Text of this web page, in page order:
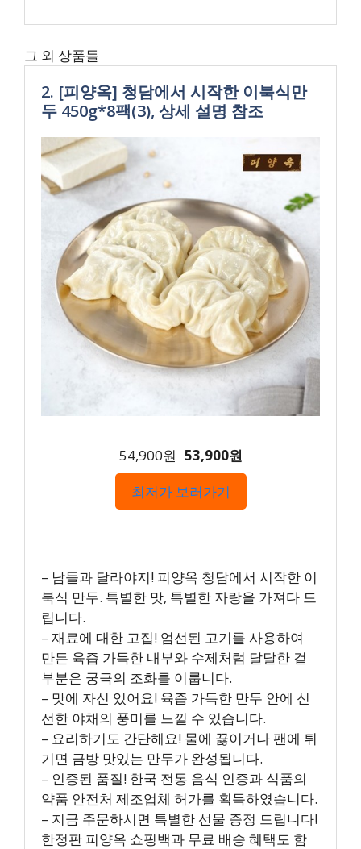
그 외 상품들
2. [피양옥] 청담에서 시작한 이북식만
두 450g*8팩(3), 상세 설명 참조
54,900원 53,900원
최저가 보러가기
– 남들과 달라야지! 피양옥 청담에서 시작한 이
북식 만두. 특별한 맛, 특별한 자랑을 가져다 드
립니다.
– 재료에 대한 고집! 엄선된 고기를 사용하여
만든 육즙 가득한 내부와 수제처럼 달달한 겉
부분은 궁극의 조화를 이룹니다.
– 맛에 자신 있어요! 육즙 가득한 만두 안에 신
선한 야채의 풍미를 느낄 수 있습니다.
– 요리하기도 간단해요! 물에 끓이거나 팬에 튀
기면 금방 맛있는 만두가 완성됩니다.
– 인증된 품질! 한국 전통 음식 인증과 식품의
약품 안전처 제조업체 허가를 획득하였습니다.
– 지금 주문하시면 특별한 선물 증정 드립니다!
한정판 피양옥 쇼핑백과 무료 배송 혜택도 함